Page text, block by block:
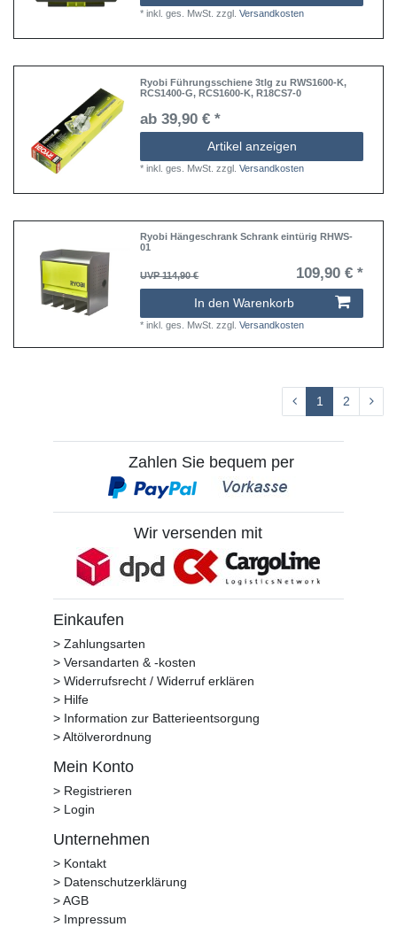
*inkl. ges. MwSt. zzgl.Versandkosten
Ryobi Führungsschiene 3tlg zu RWS1600-K,
RCS1400-G, RCS1600-K, R18CS7-0
ab 39,90 € *
Artikel anzeigen
*inkl. ges. MwSt. zzgl.Versandkosten
Ryobi Hängeschrank Schrank eintürig RHWS-
01
UVP 114,90 € 109,90 € *
In den Warenkorb
*inkl. ges. MwSt. zzgl.Versandkosten
1 2
Zahlen Sie bequem per
Wir versenden mit
Einkaufen
> Zahlungsarten
> Versandarten & -kosten
> Widerrufsrecht / Widerruf erklären
> Hilfe
> Information zur Batterieentsorgung
> Altölverordnung
Mein Konto
> Registrieren
> Login
Unternehmen
> Kontakt
> Datenschutzerklärung
> AGB
> Impressum